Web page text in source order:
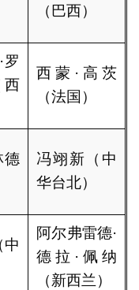
（巴西）
罗
西蒙·高茨
（法国）
德
冯翊新（中
华台北）
阿尔弗雷德·
德拉·佩纳
（新西兰）